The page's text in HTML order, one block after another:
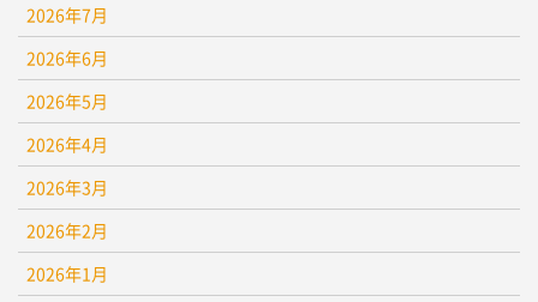
2026年7月
2026年6月
2026年5月
2026年4月
2026年3月
2026年2月
2026年1月